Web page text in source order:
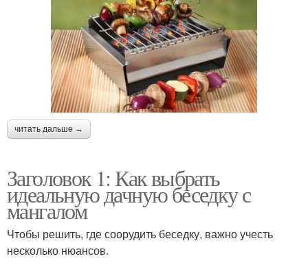
читать дальше →
Заголовок 1: Как выбрать
идеальную дачную беседку с
мангалом
Чтобы решить, где соорудить беседку, важно учесть
несколько нюансов.